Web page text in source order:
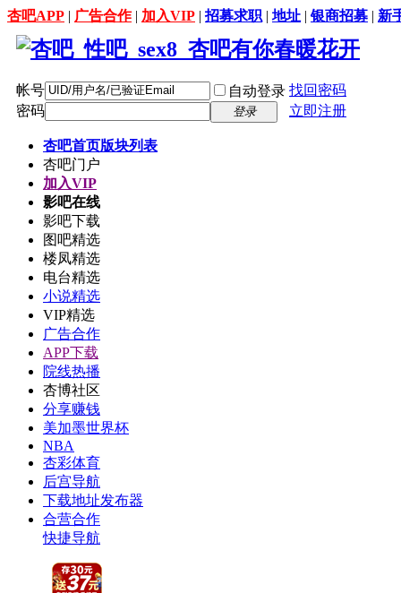
杏吧APP | 广告合作| 加入VIP | 招募求职 | 地址 |银商招募 | 新
帐号 自动登录 找回密码
密码
登录 立即注册
杏吧首页版块列表
杏吧门户
加入VIP
影吧在线
影吧下载
图吧精选
楼凤精选
电台精选
小说精选
VIP精选
广告合作
APP下载
院线热播
杏博社区
分享赚钱
美加墨世界杯
NBA
杏彩体育
后宫导航
下载地址发布器
合营合作
快捷导航